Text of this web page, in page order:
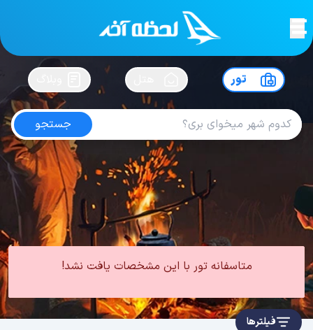
لحظه آخرسفرت رو بساز !
تور
جستجو
تور ترکیبی اروپا
4.9 از5| از102 کاربر
لحظه آخر تور ترکیبی اروپا
متاسفانه تور با این مشخصات یافت نشد!
فیلترها